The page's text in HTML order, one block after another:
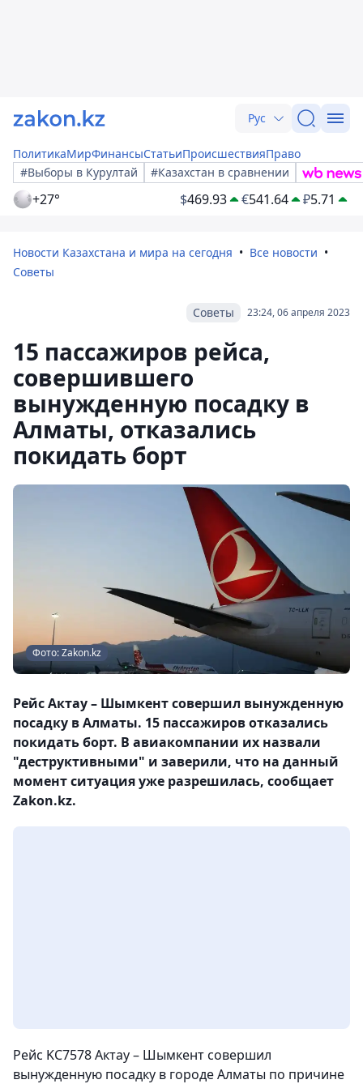
Рус
ПолитикаМирФинансыСтатьиПроисшествияПраво
#Выборы в Курултай
#Казахстан в сравнении
+27° $469.93 €541.64 ₽5.71
Новости Казахстана и мира на сегодня
Все новости
Советы
23:24, 06 апреля 2023
Советы
15 пассажиров рейса,
совершившего
вынужденную посадку в
Алматы, отказались
покидать борт
Фото: Zakon.kz
Рейс Актау – Шымкент совершил вынужденную
посадку в Алматы. 15 пассажиров отказались
покидать борт. В авиакомпании их назвали
"деструктивными" и заверили, что на данный
момент ситуация уже разрешилась, сообщает
Zakon.kz.
Рейс KC7578 Актау – Шымкент совершил
вынужденную посадку в городе Алматы по причине